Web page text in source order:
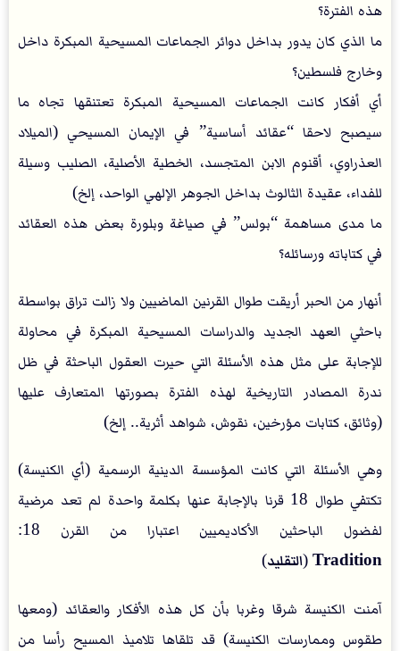
هذه الفترة؟
ما الذي كان يدور بداخل دوائر الجماعات المسيحية المبكرة داخل
وخارج فلسطين؟
أي أفكار كانت الجماعات المسيحية المبكرة تعتنقها تجاه ما
سيصبح لاحقا “عقائد أساسية” في الإيمان المسيحي (الميلاد
العذراوي، أقنوم الابن المتجسد، الخطية الأصلية، الصليب وسيلة
للفداء، عقيدة الثالوث بداخل الجوهر الإلهي الواحد، إلخ)
ما مدى مساهمة “بولس” في صياغة وبلورة بعض هذه العقائد
في كتاباته ورسائله؟
أنهار من الحبر أريقت طوال القرنين الماضيين ولا زالت تراق بواسطة
باحثي العهد الجديد والدراسات المسيحية المبكرة في محاولة
للإجابة على مثل هذه الأسئلة التي حيرت العقول الباحثة في ظل
ندرة المصادر التاريخية لهذه الفترة بصورتها المتعارف عليها
(وثائق، كتابات مؤرخين، نقوش، شواهد أثرية.. إلخ)
وهي الأسئلة التي كانت المؤسسة الدينية الرسمية (أي الكنيسة)
تكتفي طوال 18 قرنا بالإجابة عنها بكلمة واحدة لم تعد مرضية
لفضول الباحثين الأكاديميين اعتبارا من القرن 18:
Tradition
(التقليد)
آمنت الكنيسة شرقا وغربا بأن كل هذه الأفكار والعقائد (ومعها
طقوس وممارسات الكنيسة) قد تلقاها تلاميذ المسيح رأسا من